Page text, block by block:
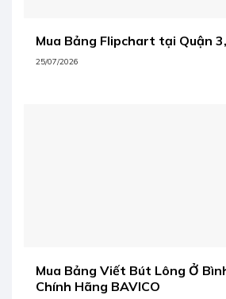
Mua Bảng Flipchart tại Quận
25/07/2026
Mua Bảng Viết Bút Lông Ở
Chính Hãng BAVICO